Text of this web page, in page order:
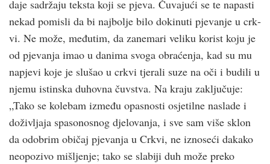
daje sadržaju teksta koji se pjeva. Čuvajući se te napasti
nekad pomisli da bi najbolje bilo dokinuti pjevanje u crk­
vi. Ne može, međutim, da zanemari veliku korist koju je
od pjevanja imao u danima svoga obraćenja, kad su mu
napjevi koje je slušao u crk­vi tjerali suze na oči i budili u
njemu istinska duhovna čuvstva. Na kraju zaključuje:
„Tako se kolebam između opasnosti osjetilne naslade i
doživljaja spasonosnog djelovanja, i sve sam više sklon
da odobrim običaj pjevanja u Crk­vi, ne iznoseći dakako
neopozivo mišljenje; tako se slabiji duh može preko